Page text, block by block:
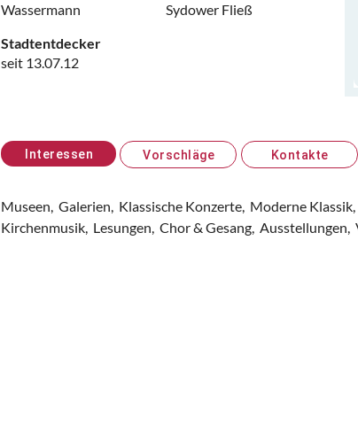
Wassermann
Sydower Fließ
Stadtentdecker
seit 13.07.12
Interessen Vorschläge Kontakte
Museen, Galerien, Klassische Konzerte, Moderne Klassik,
Kirchenmusik, Lesungen, Chor & Gesang, Ausstellungen,